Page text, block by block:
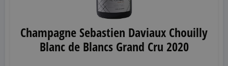
Champagne Sebastien Daviaux Chouilly
Blanc de Blancs Grand Cru 2020